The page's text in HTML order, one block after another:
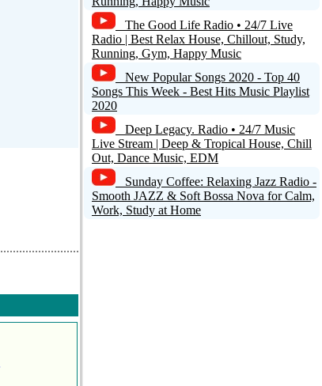
The Good Life Radio • 24/7 Live
Radio | Best Relax House, Chillout, Study,
Running, Gym, Happy Music
New Popular Songs 2020 - Top 40
Songs This Week - Best Hits Music Playlist
2020
Deep Legacy. Radio • 24/7 Music
Live Stream | Deep & Tropical House, Chill
Out, Dance Music, EDM
Sunday Coffee: Relaxing Jazz Radio -
Smooth JAZZ & Soft Bossa Nova for Calm,
Work, Study at Home